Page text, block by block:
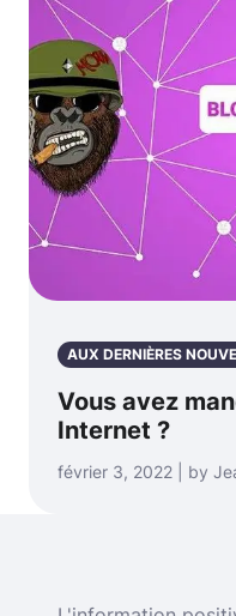
AUX DERNIÈRES
Vous avez
Internet ?
février 3, 2022 | by